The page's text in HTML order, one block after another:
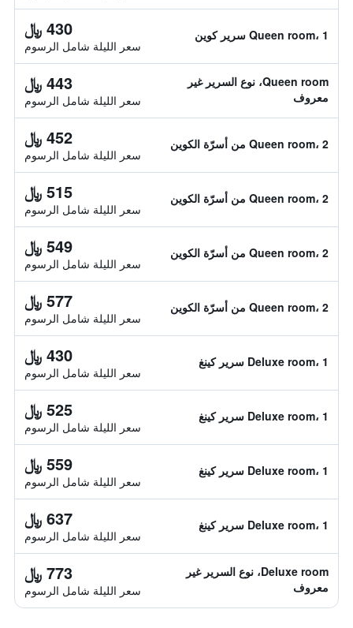
Queen room، 1 سرير كوين 430 ﷼
سعر الليلة شامل الرسوم
Queen room، نوع السرير غير
معروف
443 ﷼
سعر الليلة شامل الرسوم
Queen room، 2 من أسرّة الكوين 452 ﷼
سعر الليلة شامل الرسوم
Queen room، 2 من أسرّة الكوين 515 ﷼
سعر الليلة شامل الرسوم
Queen room، 2 من أسرّة الكوين 549 ﷼
سعر الليلة شامل الرسوم
Queen room، 2 من أسرّة الكوين 577 ﷼
سعر الليلة شامل الرسوم
Deluxe room، 1 سرير كينغ 430 ﷼
سعر الليلة شامل الرسوم
Deluxe room، 1 سرير كينغ 525 ﷼
سعر الليلة شامل الرسوم
Deluxe room، 1 سرير كينغ 559 ﷼
سعر الليلة شامل الرسوم
Deluxe room، 1 سرير كينغ 637 ﷼
سعر الليلة شامل الرسوم
Deluxe room، نوع السرير غير
معروف
773 ﷼
سعر الليلة شامل الرسوم